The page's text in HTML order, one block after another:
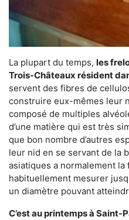
La plupart du temps, les
Trois-Châteaux résident
servent des fibres de
construire eux-mêmes leur
composé de multiples
d’une matière qui est très
que bon nombre d’autres
leur nid en se servant de la
asiatiques a normalement
habituellement mesurer
un diamètre pouvant
C’est au printemps à Saint-